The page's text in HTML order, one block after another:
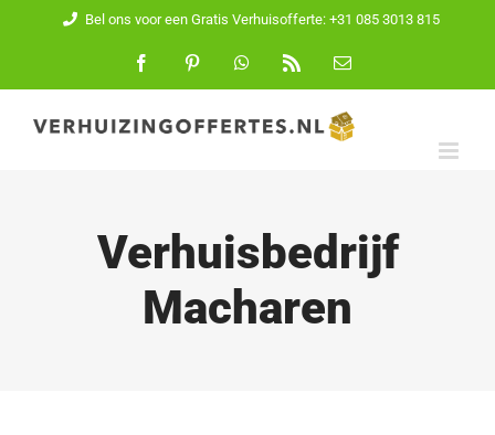
inhoud
Bel ons voor een Gratis Verhuisofferte: +31 085 3013 815
FacebookPinterest WhatsApp
E-
Verhuisbedrijf
Macharen